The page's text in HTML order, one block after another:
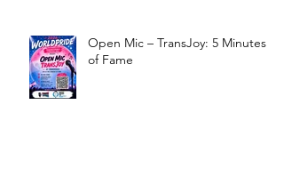
Open Mic – TransJoy: 5 Minutes
of Fame